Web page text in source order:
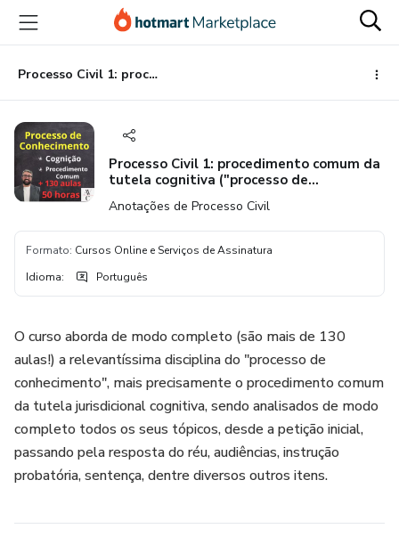
para
conteúdo
principal
para
pagamento
para
rodapé
Processo Civil 1: procedimento comum da tutela cognitiva ("processo de conhecimento")
Processo Civil 1: procedimento comum da
tutela cognitiva ("processo de
Anotações de Processo Civil
Formato: Cursos Online e Serviços de Assinatura
Idioma: Português
O curso aborda de modo completo (são mais de 130
aulas!) a relevantíssima disciplina do "processo de
conhecimento", mais precisamente o procedimento comum
da tutela jurisdicional cognitiva, sendo analisados de modo
completo todos os seus tópicos, desde a petição inicial,
passando pela resposta do réu, audiências, instrução
probatória, sentença, dentre diversos outros itens.